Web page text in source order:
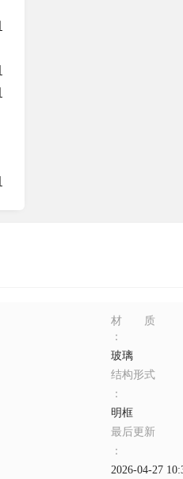
材质
：
玻璃
结构形式
：
明框
最后更新
：
2026-04-27